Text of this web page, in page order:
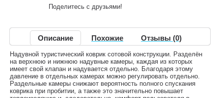
Поделитесь с друзьями!
Описание Похожие Отзывы (0)
Надувной туристический коврик сотовой конструкции. Разделён
на верхнюю и нижнюю надувные камеры, каждая из которых
имеет свой клапан и надувается отдельно. Благодаря этому
давление в отдельных камерах можно регулировать отдельно.
Раздельные камеры снижают вероятность полного спускания
коврика при пробитии, а также это значительно повышает